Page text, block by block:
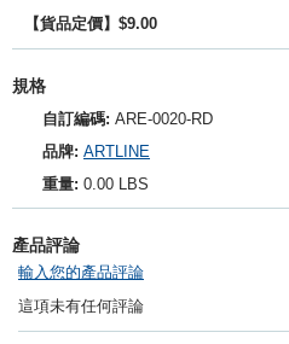
【貨品定價】$9.00
規格
自訂編碼: ARE-0020-RD
品牌: ARTLINE
重量: 0.00 LBS
產品評論
輸入您的產品評論
這項未有任何評論